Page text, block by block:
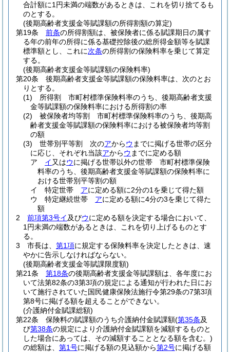
合計額に1円未満の端数があるときは、これを切り捨てるも
のとする。
(後期高齢者支援金等賦課額の所得割額の算定)
第19条
前条の所得割額は、被保険者に係る賦課期日の属す
る年の前年の所得に係る基礎控除後の総所得金額等を賦課
標準額とし、これに次条の所得割の保険料率を乗じて算定
する。
(後期高齢者支援金等賦課額の保険料率)
第20条
後期高齢者支援金等賦課額の保険料率は、次のとお
りとする。
(1)
所得割 市町村標準保険料率のうち、後期高齢者支援
金等賦課額の保険料率における所得割の率
(2)
被保険者均等割 市町村標準保険料率のうち、後期高
齢者支援金等賦課額の保険料率における被保険者均等割
の額
(3)
世帯別平等割 次のアからウ までに掲げる世帯の区分
に応じ、それぞれ当該アからウ までに定める額
ア
イ 又はウに掲げる世帯以外の世帯 市町村標準保険
料率のうち、後期高齢者支援金等賦課額の保険料率に
おける世帯別平等割の額
イ
特定世帯 アに定める額に2分の1を乗じて得た額
ウ
特定継続世帯 アに定める額に4分の3を乗じて得た
額
2
前項第3号イ及びウに定める額を決定する場合において、
1円未満の端数があるときは、これを切り上げるものとす
る。
3
市長は、 第1項に規定する保険料率を決定したときは、速
やかに告示しなければならない。
(後期高齢者支援金等賦課限度額)
第21条
第18条の後期高齢者支援金等賦課額は、各年度にお
いて法第82条の3第3項の規定による通知が行われた日にお
いて施行されていた国民健康保険法施行令第29条の7第3項
第8号に掲げる額を超えることができない。
(介護納付金賦課総額)
第22条
保険料の賦課額のうち介護納付金賦課額(第35条及
び第38条の規定により介護納付金賦課額を減額するものと
した場合にあっては、その減額することとなる額を含む。)
の総額は、 第1号に掲げる額の見込額から第2号に掲げる額